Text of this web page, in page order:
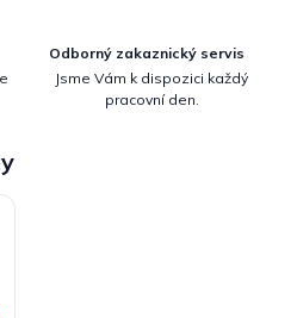
Odborný zakaznický servis
Jsme Vám k dispozici každý
pracovní den.